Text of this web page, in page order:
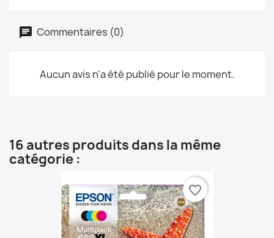
Commentaires (0)
Aucun avis n'a été publié pour le moment.
16 autres produits dans la même
catégorie :
favorite_border